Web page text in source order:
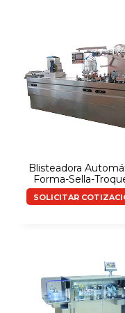
Blisteadora
Forma-Sella-
SOLICITAR